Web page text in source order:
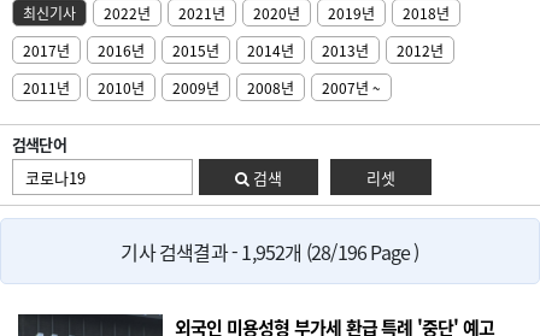
최신기사 2022년 2021년 2020년 2019년
2018년
2017년
2016년 2015년 2014년 2013년
2012년
2011년
2010년 2009년 2008년 2007년 ~
검색단어
검색
리셋
기사 검색결과 - 1,952개 (28/196 Page )
외국인 미용성형 부가세 환급 특례 '중단' 예고